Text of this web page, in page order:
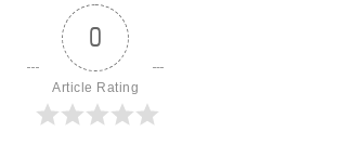
0
Article Rating